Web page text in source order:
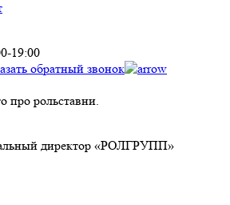
19:00
обратный звонок
про рольставни.
директор «РОЛГРУПП»